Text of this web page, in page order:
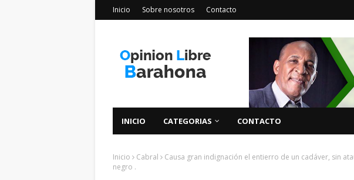
Inicio Sobre nosotros Contacto
INICIO CATEGORIAS CONTACTO
Inicio Cabral
Causa gran indignación el entierro de un cadáver, sin
negro .